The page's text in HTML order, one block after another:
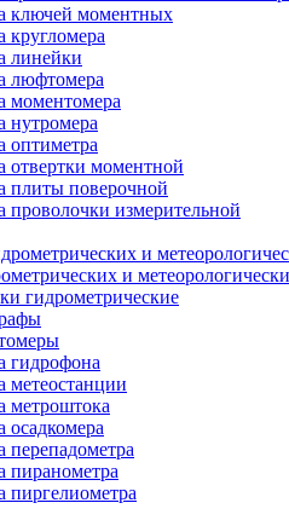
ключей моментных
кругломера
линейки
люфтомера
моментомера
нутромера
оптиметра
отвертки моментной
плиты поверочной
проволочки измерительной
и
гидрометрические
гидрофона
метеостанции
метроштока
осадкомера
перепадометра
пиранометра
пиргелиометра